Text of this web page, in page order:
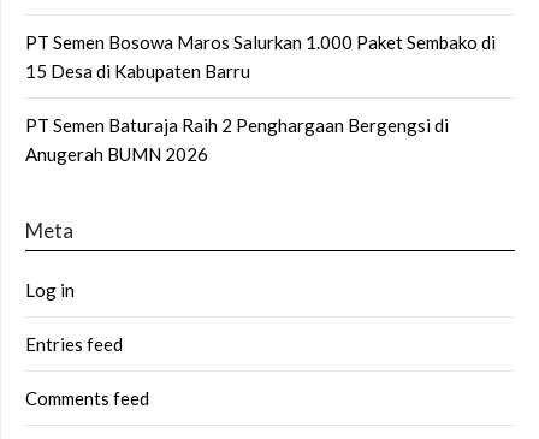
PT Semen Bosowa Maros Salurkan 1.000 Paket Sembako di
15 Desa di Kabupaten Barru
PT Semen Baturaja Raih 2 Penghargaan Bergengsi di
Anugerah BUMN 2026
Meta
Log in
Entries feed
Comments feed